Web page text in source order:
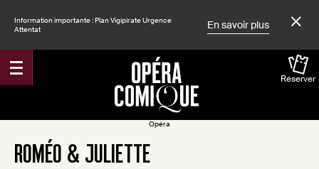
Information importante : Plan Vigipirate Urgence
Attentat
En savoir plus
Réserver
Accueil
Opéra
ROMÉO & JULIETTE